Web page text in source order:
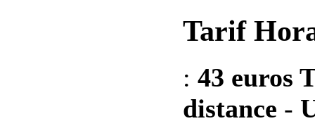
Tarif
: 43 euros
distance -